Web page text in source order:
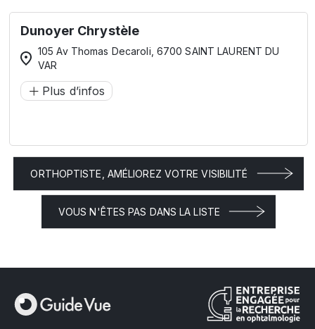
Dunoyer Chrystèle
105 Av Thomas Decaroli, 6700 SAINT LAURENT DU
VAR
Plus d’infos
ORTHOPTISTE, AMÉLIOREZ VOTRE VISIBILITÉ
VOUS N'ÊTES PAS DANS LA LISTE